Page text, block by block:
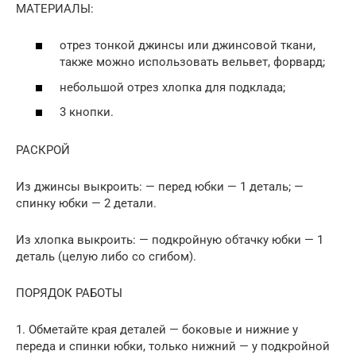
МАТЕРИАЛЫ:
отрез тонкой джинсы или джинсовой ткани,
также можно использовать вельвет, форвард;
небольшой отрез хлопка для подклада;
3 кнопки.
РАСКРОЙ
Из джинсы выкроить: — перед юбки — 1 деталь; —
спинку юбки — 2 детали.
Из хлопка выкроить: — подкройную обтачку юбки — 1
деталь (целую либо со сгибом).
ПОРЯДОК РАБОТЫ
1. Обметайте края деталей — боковые и нижние у
переда и спинки юбки, только нижний — у подкройной